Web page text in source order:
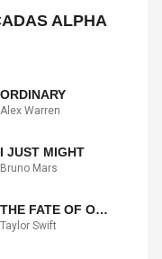
ALPHA
ORDINARY
Alex Warren
I JUST MIGHT
Bruno Mars
THE FATE OF OPHELIA
Taylor Swift